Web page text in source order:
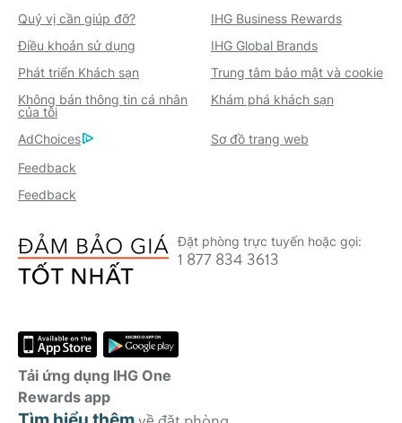
Quý vị cần giúp đỡ?
IHG Business Rewards
Điều khoản sử dụng
IHG Global Brands
Phát triển Khách sạn
Trung tâm bảo mật và cookie
Không bán thông tin cá nhân
của tôi
Khám phá khách sạn
AdChoices
Sơ đồ trang web
Feedback
Feedback
Đặt phòng trực tuyến hoặc gọi:
1 877 834 3613
Tải ứng dụng IHG One
Rewards app